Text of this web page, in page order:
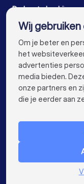
Rijscholen in
Rijscholen in
Rijscholen in
Rijscholen in
Rijscholen in Den
De beste bedrijven
VOOR
Nederland
Wij
Om je beter en
het
advertenties
media bieden.
onze partners en
die je eerder aan